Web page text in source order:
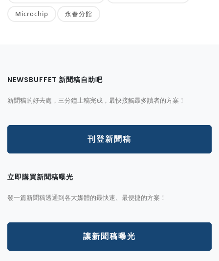
Microchip 永春分館
NEWSBUFFET 新聞稿自助吧
新聞稿的好去處，三分鐘上稿完成，最快接觸最多讀者的方案！
刊登新聞稿
立即購買新聞稿曝光
發一篇新聞稿透通到各大媒體的最快速、最便捷的方案！
讓新聞稿曝光